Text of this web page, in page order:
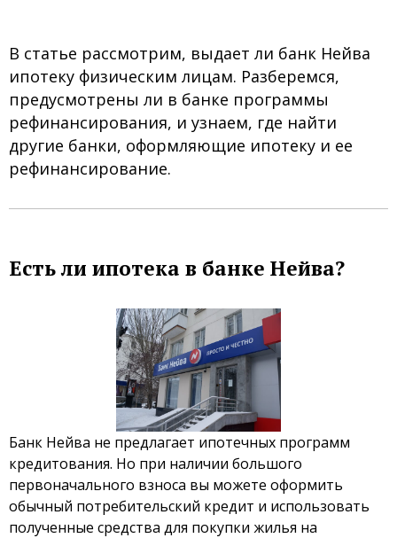
В статье рассмотрим, выдает ли банк Нейва
ипотеку физическим лицам. Разберемся,
предусмотрены ли в банке программы
рефинансирования, и узнаем, где найти
другие банки, оформляющие ипотеку и ее
рефинансирование.
Есть ли ипотека в банке Нейва?
Банк Нейва не предлагает ипотечных программ
кредитования. Но при наличии большого
первоначального взноса вы можете оформить
обычный потребительский кредит и использовать
полученные средства для покупки жилья на